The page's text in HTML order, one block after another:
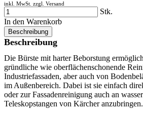
inkl. MwSt. zzgl. Versand
Stk.
In den Warenkorb
Beschreibung
Beschreibung
Die Bürste mit harter Beborstung
gründliche wie oberflächenschonende
Industriefassaden, aber auch von
im Außenbereich. Dabei ist sie einfach
oder zur Fassadenreinigung auch an
Teleskopstangen von Kärcher anzubringen.